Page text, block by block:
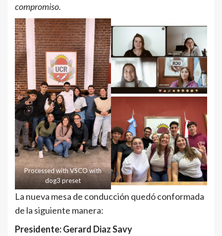
compromiso.
Processed with VSCO with
dog3 preset
La nueva mesa de conducción quedó conformada
de la siguiente manera:
Presidente: Gerard Diaz Savy